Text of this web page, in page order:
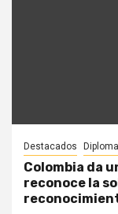
Destacados
Colombia da
reconoce la